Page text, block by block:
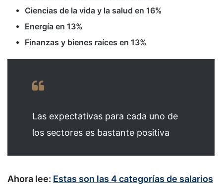
Ciencias de la vida y la salud en 16%
Energía en 13%
Finanzas y bienes raíces en 13%
Las expectativas para cada uno de
los sectores es bastante positiva
Ahora lee: Estas son las 4 categorías de salarios